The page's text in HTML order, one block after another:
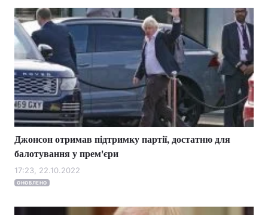
Джонсон отримав підтримку партії, достатню для
балотування у прем'єри
17:23, 22.10.2022
ОНОВЛЕНО